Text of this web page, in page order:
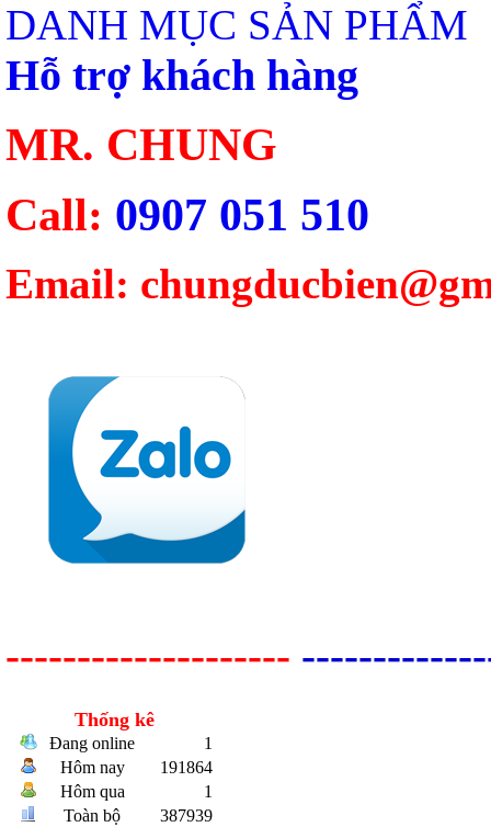
DANH MỤC SẢN PHẨM
Hỗ trợ khách hàng
MR. CHUNG
Call: 0907 051 510
Email:
--------------------
Thống kê
Đang online
1
Hôm nay
191864
Hôm qua
1
Toàn bộ
387939